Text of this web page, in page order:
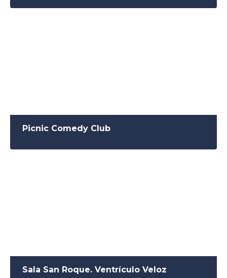
Picnic Comedy Club
Sala San Roque. Ventrículo Veloz